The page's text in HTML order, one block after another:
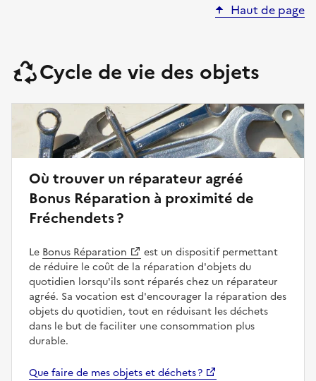
Haut de page
Cycle de vie des objets
Où trouver un réparateur agréé
Bonus Réparation à proximité de
Fréchendets ?
Le Bonus Réparation
est un dispositif permettant
de réduire le coût de la réparation d'objets du
quotidien lorsqu'ils sont réparés chez un réparateur
agréé. Sa vocation est d'encourager la réparation des
objets du quotidien, tout en réduisant les déchets
dans le but de faciliter une consommation plus
durable.
Que faire de mes objets et déchets ?